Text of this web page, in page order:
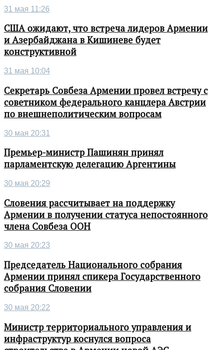
31 мая 11:26
США ожидают, что встреча лидеров Армении
и Азербайджана в Кишиневе будет
конструктивной
31 мая 10:04
Секретарь Совбеза Армении провел встречу с
советником федерального канцлера Австрии
по внешнеполитическим вопросам
30 мая 20:31
Премьер-министр Пашинян принял
парламентскую делегацию Аргентины
30 мая 20:29
Словения рассчитывает на поддержку
Армении в получении статуса непостоянного
члена Совбеза ООН
30 мая 20:23
Председатель Национального собрания
Армении принял спикера Государственного
собрания Словении
30 мая 20:22
Министр территориального управления и
инфраструктур коснулся вопроса